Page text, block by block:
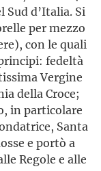
d’Italia. Si
per mezzo
con le quali
fedeltà
Vergine
della Croce;
in particolare
Santa
e portò a
Regole e alle